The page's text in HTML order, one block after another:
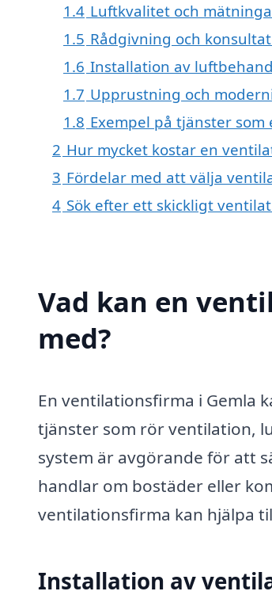
1.4 Luftkvalitet och
1.5 Rådgivning och
1.6 Installation av
1.7 Upprustning och
1.8 Exempel på tjänster
2 Hur mycket kostar en
3 Fördelar med att välja
4 Sök efter ett skickligt
Vad kan en
med?
En ventilationsfirma i Gemla
tjänster som rör ventilation,
system är avgörande för att
handlar om bostäder eller
ventilationsfirma kan hjälpa
Installation av